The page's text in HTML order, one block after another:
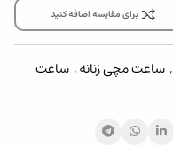
برای مقایسه اضافه کنید
, ساعت مچی زنانه, ساعت